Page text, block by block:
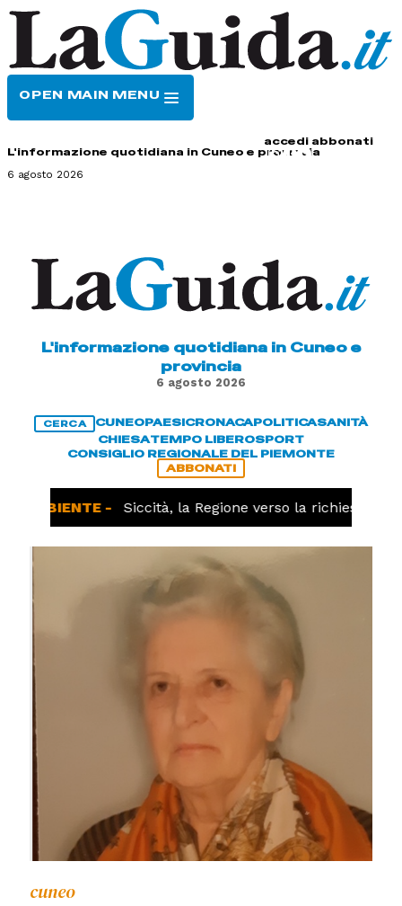
OPEN MAIN MENU
accedi abbonati
L'informazione quotidiana in Cuneo e provincia
6 agosto 2026
L'informazione quotidiana in Cuneo e
provincia
6 agosto 2026
CERCA CUNEOPAESICRONACAPOLITICASANITÀ
CHIESATEMPO LIBEROSPORT
CONSIGLIO REGIONALE DEL PIEMONTE
ABBONATI
AMBIENTE - Siccità, la Regione verso la richiesta
cuneo